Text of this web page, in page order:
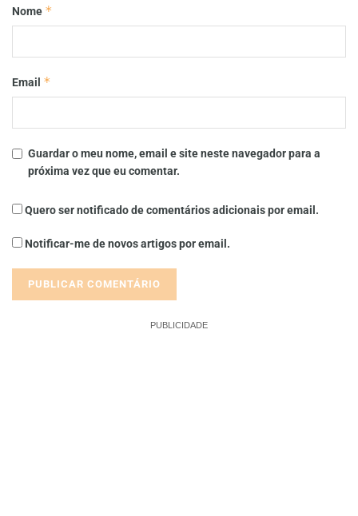
Nome *
Email *
Guardar o meu nome, email e site neste navegador para a
próxima vez que eu comentar.
Quero ser notificado de comentários adicionais por email.
Notificar-me de novos artigos por email.
PUBLICIDADE